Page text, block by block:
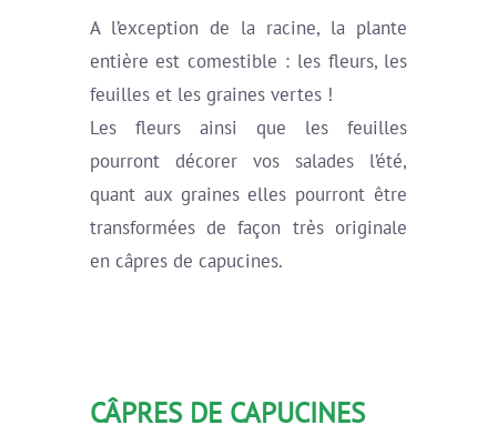
A l’exception de la racine, la plante
entière est comestible : les fleurs, les
feuilles et les graines vertes !
Les fleurs ainsi que les feuilles
pourront décorer vos salades l’été,
quant aux graines elles pourront être
transformées de façon très originale
en câpres de capucines.
CÂPRES DE CAPUCINES